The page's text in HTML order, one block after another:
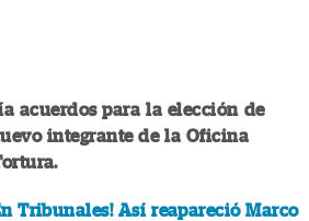
acuerdos para la elección de
integrante de la Oficina
Tribunales! Así reapareció Marco